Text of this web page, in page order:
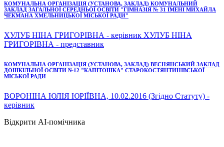
КОМУНАЛЬНА ОРГАНІЗАЦІЯ (УСТАНОВА, ЗАКЛАД) КОМУНАЛЬНИЙ
ЗАКЛАД ЗАГАЛЬНОЇ СЕРЕДНЬОЇ ОСВІТИ "ГІМНАЗІЯ № 31 ІМЕНІ МИХАЙЛА
ЧЕКМАНА ХМЕЛЬНИЦЬКОЇ МІСЬКОЇ РАДИ"
ХУЛУБ НІНА ГРИГОРІВНА - керівник ХУЛУБ НІНА
ГРИГОРІВНА - представник
КОМУНАЛЬНА ОРГАНІЗАЦІЯ (УСТАНОВА, ЗАКЛАД) ВЕСНЯНСЬКИЙ ЗАКЛАД
ДОШКІЛЬНОЇ ОСВІТИ №12 "КАПІТОШКА" СТАРОКОСТЯНТИНІВСЬКОЇ
МІСЬКОЇ РАДИ
ВОРОНІНА ЮЛІЯ ЮРІЇВНА, 10.02.2016 (Згідно Статуту) -
керівник
Відкрити AI-помічника